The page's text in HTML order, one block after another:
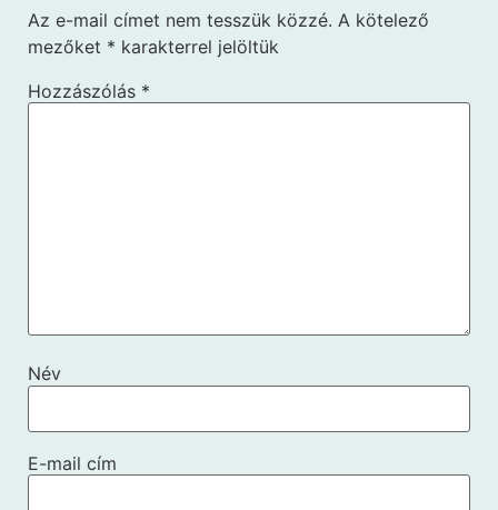
Az e-mail címet nem tesszük közzé. A kötelező
mezőket * karakterrel jelöltük
Hozzászólás *
Név
E-mail cím